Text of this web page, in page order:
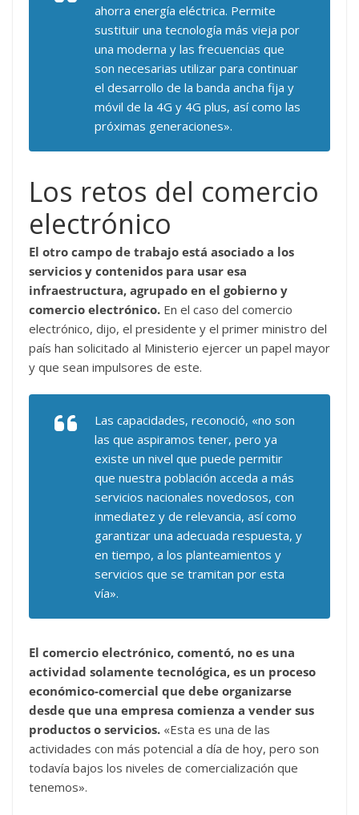
ahorra energía eléctrica. Permite
sustituir una tecnología más vieja por
una moderna y las frecuencias que
son necesarias utilizar para continuar
el desarrollo de la banda ancha fija y
móvil de la 4G y 4G plus, así como las
próximas generaciones».
Los retos del comercio
electrónico
El otro campo de trabajo está asociado a los
servicios y contenidos para usar esa
infraestructura, agrupado en el gobierno y
comercio electrónico. En el caso del comercio
electrónico, dijo, el presidente y el primer ministro del
país han solicitado al Ministerio ejercer un papel mayor
y que sean impulsores de este.
Las capacidades, reconoció, «no son
las que aspiramos tener, pero ya
existe un nivel que puede permitir
que nuestra población acceda a más
servicios nacionales novedosos, con
inmediatez y de relevancia, así como
garantizar una adecuada respuesta, y
en tiempo, a los planteamientos y
servicios que se tramitan por esta
vía».
El comercio electrónico, comentó, no es una
actividad solamente tecnológica, es un proceso
económico-comercial que debe organizarse
desde que una empresa comienza a vender sus
productos o servicios. «Esta es una de las
actividades con más potencial a día de hoy, pero son
todavía bajos los niveles de comercialización que
tenemos».